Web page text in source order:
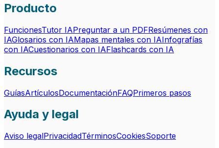
Producto
FuncionesTutor IAPreguntar a un PDFResúmenes con
IAGlosarios con IAMapas mentales con IAInfografías
con IACuestionarios con IAFlashcards con IA
Recursos
GuíasArtículosDocumentaciónFAQPrimeros pasos
Ayuda y legal
Aviso legalPrivacidadTérminosCookiesSoporte